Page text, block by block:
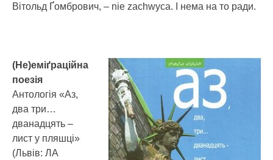
Вітольд Ґомбрович, – nie zachwyca. І нема на то ради.
(Не)еміґраційна
поезія
Антологія «Аз,
два три…
дванадцять –
лист у пляшці»
(Львів: ЛА